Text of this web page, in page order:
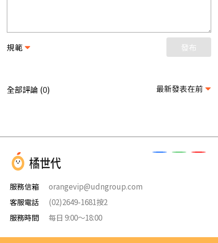
規範 發布
全部評論 (0) 最新發表在前
服務信箱
orangevip@udngroup.com
客服電話
(02)2649-1681按2
服務時間
每日 9:00～18:00